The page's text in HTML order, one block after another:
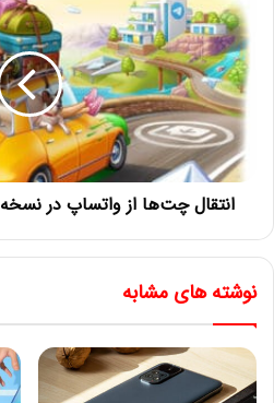
انتقال چت‌ها از واتساپ در نسخه v7.4.0 تلگرام ممکن شد
نوشته های مشابه